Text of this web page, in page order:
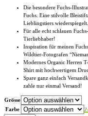
bis
€29,95
Die besondere Fuchs-
Fuchs. Eine stilvolle
Lieblingstiers wiederspiegelt.
Für alle echt schlauen
Tierliebhaber!
Inspiration für meinen
Wildtier-Fotografen
Modernes Organic Herren
Shirt mit hochwertigem
Spare ganz einfach
zahle nur einmal Versand!
Grösse
Farbe